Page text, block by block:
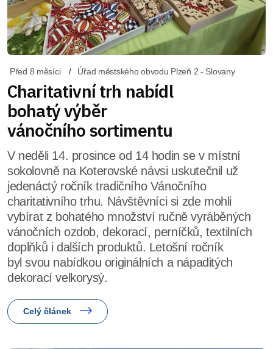
Před 8 měsíci Úřad městského obvodu Plzeň 2 - Slovany
Charitativní trh nabídl
bohatý výběr
vánočního sortimentu
V neděli 14. prosince od 14 hodin se v místní
sokolovně na Koterovské návsi uskutečnil už
jedenáctý ročník tradičního Vánočního
charitativního trhu. Návštěvníci si zde mohli
vybírat z bohatého množství ručně vyráběných
vánočních ozdob, dekorací, perníčků, textilních
doplňků i dalších produktů. Letošní ročník
byl svou nabídkou originálních a nápaditých
dekorací velkorysý.
Celý článek